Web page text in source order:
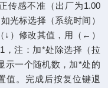
传感不准（出厂为1.00
光标选择（系统时间）
↓）修改其值，用（←）
，注：加*处除选择（拉
示一个随机数，加*处的
值。完成后按复位键退